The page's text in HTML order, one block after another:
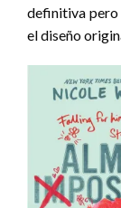
definitiva
el diseño